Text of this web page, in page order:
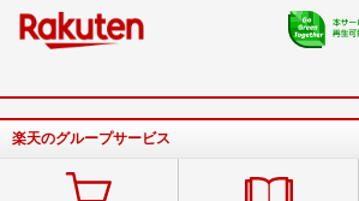
楽天のグループサービス